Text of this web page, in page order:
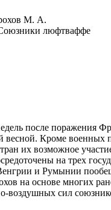
М. А.
люфтваффе
после поражения
весной. Кроме
их возможное
на трех
и Румынии
на основе многих
воздушных сил